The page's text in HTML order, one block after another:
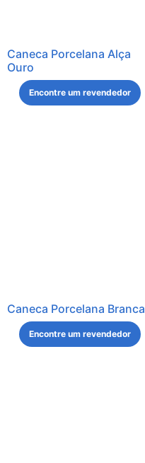
Caneca Porcelana Alça
Ouro
Encontre um revendedor
Caneca Porcelana Branca
Encontre um revendedor